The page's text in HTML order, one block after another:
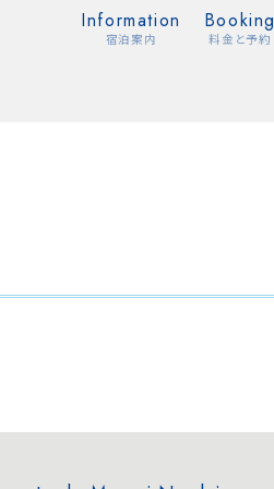
Information
宿泊案内
Booking
料金と予約